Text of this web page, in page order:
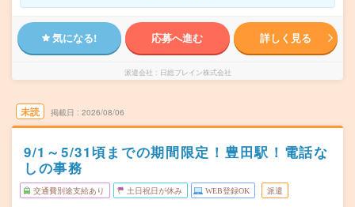
気になる! 応募へ進む 詳しく見る
派遣会社 日総ブレイン株式会社
未読 掲載日 2026/08/06
9/1～5/31頃までの期間限定！豊田駅！電話な
しの事務
交通費別途支給あり 土日祝日が休み WEB登録OK 派遣